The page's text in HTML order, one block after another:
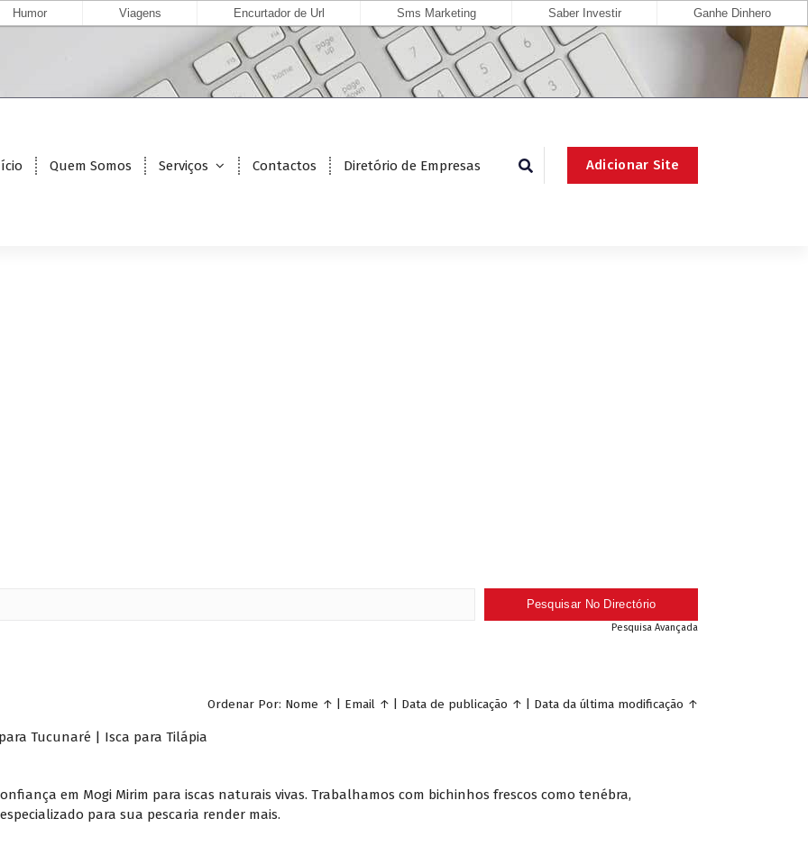
Humor Viagens Encurtador de Url Sms Marketing Saber Investir Ganhe Dinhero
Quem Somos Serviços Contactos Diretório de Empresas Adicionar Site
Pesquisa Avançada
Ordenar Por: Nome ↑ Email ↑ Data de publicação ↑ Data da última modificação ↑
Tucunaré | Isca para Tilápia
em Mogi Mirim para iscas naturais vivas. Trabalhamos com bichinhos frescos como tenébra,
para sua pescaria render mais.